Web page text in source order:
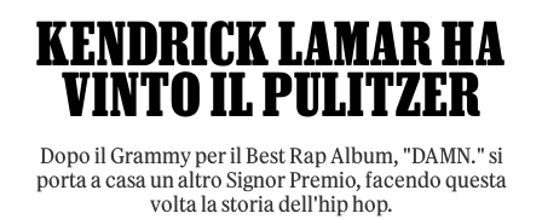
KENDRICK LAMAR HA
VINTO IL PULITZER
Dopo il Grammy per il Best Rap Album, "DAMN." si
porta a casa un altro Signor Premio, facendo questa
volta la storia dell'hip hop.